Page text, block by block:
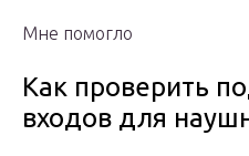
Мне помогло
Как проверить
входов для